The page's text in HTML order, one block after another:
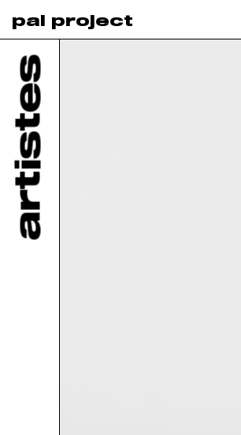
pal project
artistes